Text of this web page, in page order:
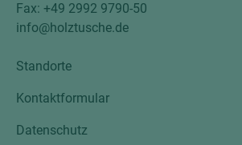
Fax: +49 2992 9790-50
info@holztusche.de
Standorte
Kontaktformular
Datenschutz